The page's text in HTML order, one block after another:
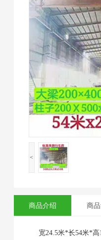
<
商品介绍 商
宽24.5米*长54米*高